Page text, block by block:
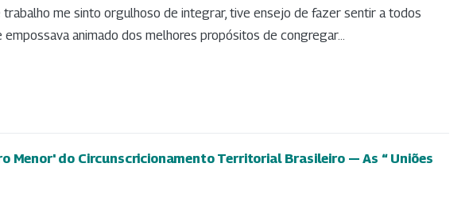
trabalho me sinto orgulhoso de integrar, tive ensejo de fazer sentir a todos
animado dos melhores propósitos de congregar...
Menor' do Circunscricionamento Territorial Brasileiro — As “ Uniões